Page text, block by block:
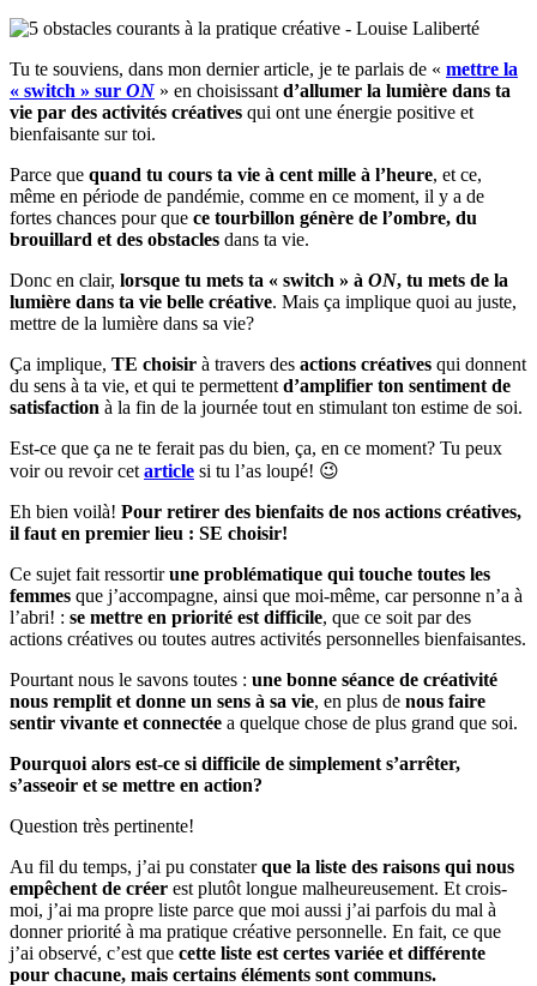
Tu te souviens, dans mon dernier article, je te parlais de « mettre la
« switch » sur ON » en choisissant d’allumer la lumière dans ta
vie par des activités créatives qui ont une énergie positive et
bienfaisante sur toi.
Parce que quand tu cours ta vie à cent mille à l’heure, et ce,
même en période de pandémie, comme en ce moment, il y a de
fortes chances pour que ce tourbillon génère de l’ombre, du
brouillard et des obstacles dans ta vie.
Donc en clair, lorsque tu mets ta « switch » à ON, tu mets de la
lumière dans ta vie belle créative. Mais ça implique quoi au juste,
mettre de la lumière dans sa vie?
Ça implique, TE choisir à travers des actions créatives qui donnent
du sens à ta vie, et qui te permettent d’amplifier ton sentiment de
satisfaction à la fin de la journée tout en stimulant ton estime de soi.
Est-ce que ça ne te ferait pas du bien, ça, en ce moment? Tu peux
voir ou revoir cet article si tu l’as loupé! 😉
Eh bien voilà! Pour retirer des bienfaits de nos actions créatives,
il faut en premier lieu : SE choisir!
Ce sujet fait ressortirune problématique qui touche toutes les
femmes que j’accompagne, ainsi que moi-même, car personne n’a à
l’abri! : se mettre en priorité est difficile, que ce soit par des
actions créatives ou toutes autres activités personnelles bienfaisantes.
Pourtant nous le savons toutes : une bonne séance de créativité
nous remplit et donne un sens à sa vie, en plus de nous faire
sentir vivante et connectée a quelque chose de plus grand que soi.
Pourquoi alors est-ce si difficile de simplement s’arrêter,
s’asseoir et se mettre en action?
Question très pertinente!
Au fil du temps, j’ai pu constaterque la liste des raisons qui nous
empêchent de créer est plutôt longue malheureusement. Et crois-
moi, j’ai ma propre liste parce que moi aussi j’ai parfois du mal à
donner priorité à ma pratique créative personnelle. En fait, ce que
j’ai observé, c’est que cette liste est certes variée et différente
pour chacune, mais certains éléments sont communs.